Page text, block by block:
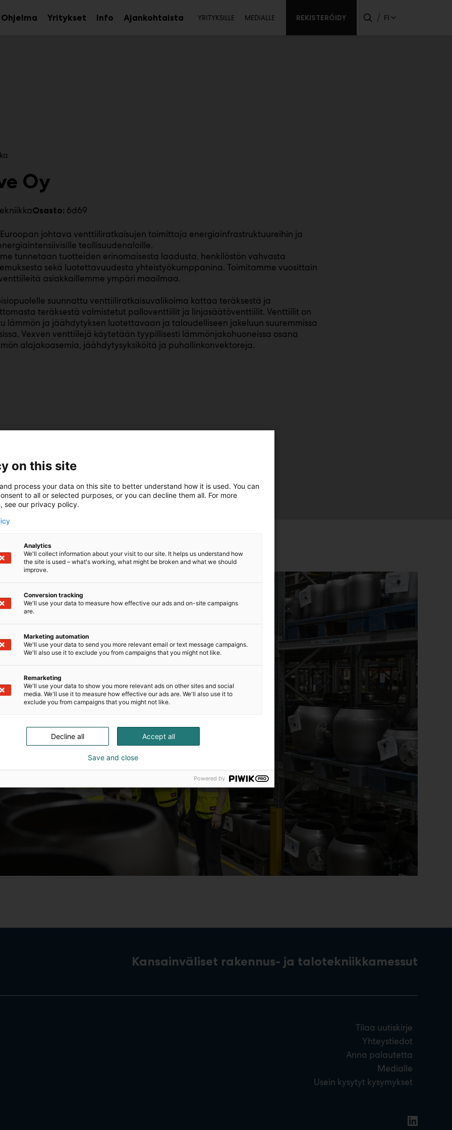
Ohjelma YrityksetAvaaInfoAvaaAjankohtaista Toissijainen
YRITYKSILLE MEDIALLE REKISTERÖIDY FI
Oy
Osasto: 6d69
johtava venttiiliratkaisujen toimittaja energiainfrastruktuureihin ja
teollisuudenaloille.
tunnetaan tuotteiden erinomaisesta laadusta, henkilöstön vahvasta
sekä luotettavuudesta yhteistyökumppanina. Toimitamme vuosittain
asiakkaillemme ympäri maailmaa.
suunnattu venttiiliratkaisuvalikoima kattaa teräksestä ja
teräksestä valmistetut palloventtiilit ja linjasäätöventtiilit. Venttiilit on
lämmön ja jäähdytyksen luotettavaan ja taloudelliseen jakeluun suuremmissa
Vexven venttiilejä käytetään tyypillisesti lämmönjakohuoneissa osana
alajakoasemia, jäähdytysyksiköitä ja puhallinkonvektoreja.
Kansainväliset rakennus- ja talotekniikkamessut
Tilaa uutiskirje
Yhteystiedot
Anna palautetta
Medialle
Usein kysytyt kysymykset
on this site
process your data on this site to better understand how it is used. You can
to all or selected purposes, or you can decline them all. For more
see our privacy policy.
Analytics
We'll collect information about your visit to our site. It helps us understand how
the site is used – what's working, what might be broken and what we should
improve.
Conversion tracking
We'll use your data to measure how effective our ads and on-site campaigns
are.
Marketing automation
We'll use your data to send you more relevant email or text message campaigns.
We'll also use it to exclude you from campaigns that you might not like.
Remarketing
We'll use your data to show you more relevant ads on other sites and social
media. We'll use it to measure how effective our ads are. We'll also use it to
exclude you from campaigns that you might not like.
Accept all
Decline all
Save and close
Powered by